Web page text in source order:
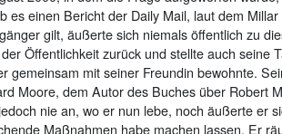
es einen Bericht der Daily Mail, laut dem
gilt, äußerte sich niemals öffentlich zu
Öffentlichkeit zurück und stellte auch seine
gemeinsam mit seiner Freundin bewohnte.
Moore, dem Autor des Buches über Robert
nie an, wo er nun lebe, noch äußerte er
Maßnahmen habe machen lassen. Er